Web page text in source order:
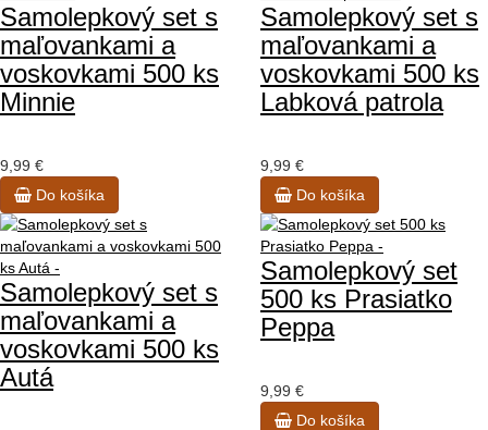
Samolepkový set s
maľovankami a
voskovkami 500 ks
Minnie
9,99 €
Do košíka
Samolepkový set s
maľovankami a
voskovkami 500 ks
Labková patrola
9,99 €
Do košíka
Samolepkový set s
maľovankami a
voskovkami 500 ks
Autá
Samolepkový set
500 ks Prasiatko
Peppa
9,99 €
Do košíka